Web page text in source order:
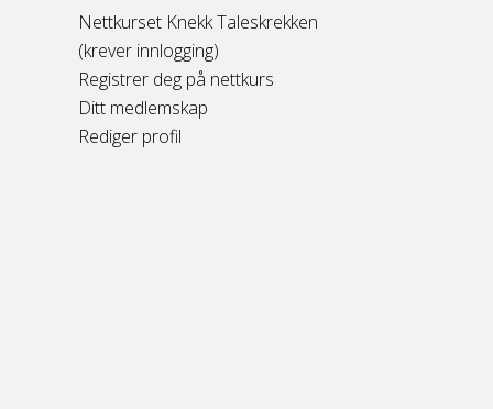
Nettkurset Knekk Taleskrekken
(krever innlogging)
Registrer deg på nettkurs
Ditt medlemskap
Rediger profil